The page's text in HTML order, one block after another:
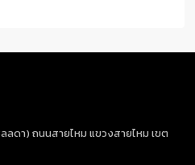
ลดา) ถนนสายไหม แขวงสายไหม เขต